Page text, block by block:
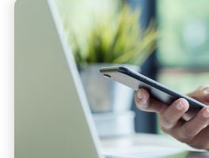
発売スケジュール
みずほ銀行について